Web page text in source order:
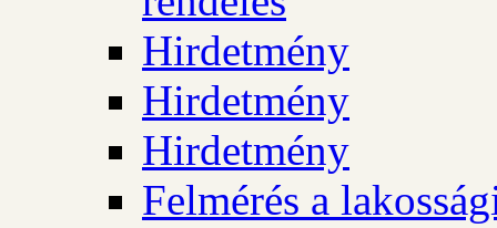
Hirdetmény
Hirdetmény
Hirdetmény
Felmérés a